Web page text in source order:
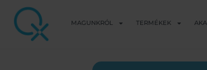
MAGUNKRÓL TERMÉKEK